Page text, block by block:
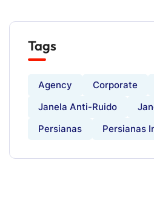
Tags
Agency Corporate
Janela Anti-Ruido
Persianas
Persianas